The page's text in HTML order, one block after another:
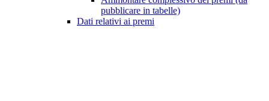
pubblicare in tabelle)
Dati relativi ai premi